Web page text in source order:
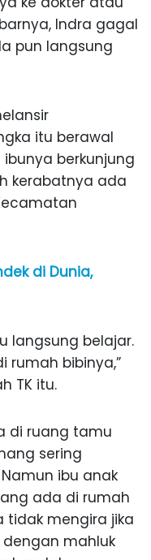
Indra gagal
pun langsung
itu berawal
berkunjung
kerabatnya ada
di Dunia,
langsung belajar.
rumah bibinya,”
TK itu.
di ruang tamu
sering
ibu anak
ada di rumah
tidak mengira jika
dengan mahluk